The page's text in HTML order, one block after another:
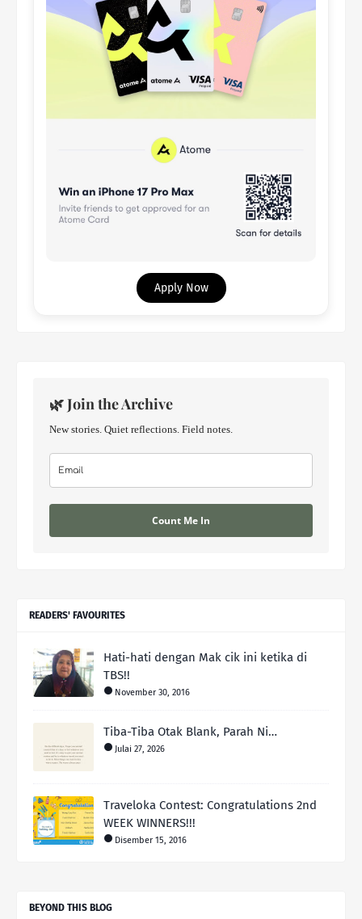
Apply Now
🌿 Join the Archive
New stories. Quiet reflections. Field notes.
Count Me In
READERS' FAVOURITES
Hati-hati dengan Mak cik ini ketika di
TBS!!
November 30, 2016
Tiba-Tiba Otak Blank, Parah Ni…
Julai 27, 2026
Traveloka Contest: Congratulations 2nd
WEEK WINNERS!!!
Disember 15, 2016
BEYOND THIS BLOG